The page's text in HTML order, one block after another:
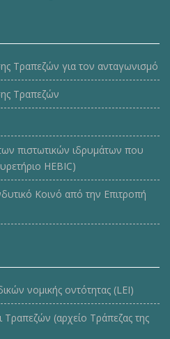
Τραπεζών για τον ανταγωνισμό
Τραπεζών
πιστωτικών ιδρυμάτων που
HEBIC)
Κοινό από την Επιτροπή
νομικής οντότητας (LEI)
(αρχείο Τράπεζας της